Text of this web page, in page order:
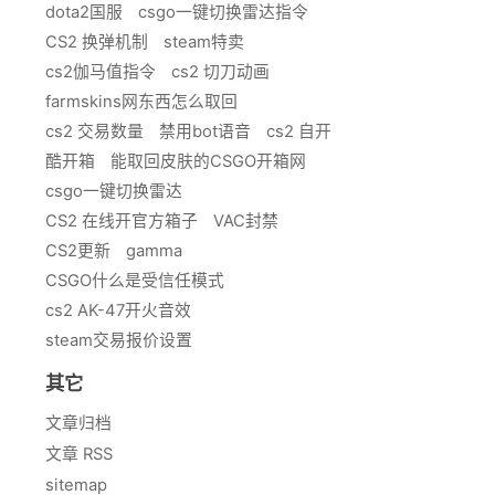
dota2国服
csgo一键切换雷达指令
CS2 换弹机制
steam特卖
cs2伽马值指令
cs2 切刀动画
farmskins网东西怎么取回
cs2 交易数量
禁用bot语音
cs2 自开
酷开箱
能取回皮肤的CSGO开箱网
csgo一键切换雷达
CS2 在线开官方箱子
VAC封禁
CS2更新
gamma
CSGO什么是受信任模式
cs2 AK-47开火音效
steam交易报价设置
其它
文章归档
文章 RSS
sitemap